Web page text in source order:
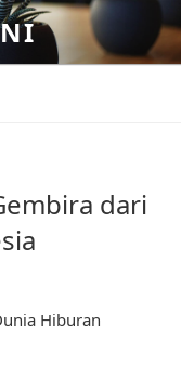
dari
Hiburan